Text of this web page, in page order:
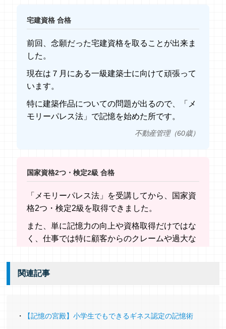
宅建資格 合格
前回、念願だった宅建資格を取ることが出来ま
した。
現在は７月にある一級建築士に向けて頑張って
います。
特に建築作品についての問題が出るので、「メ
モリーパレス法」で記憶を始めた所です。
不動産管理（60歳）
国家資格2つ・検定2級 合格
「メモリーパレス法」を受講してから、国家資
格2つ・検定2級を取得できました。
また、単に記憶力の向上や資格取得だけではな
く、仕事では特に顧客からのクレームや過大な
こと、
任せられ、結果を残せることが増えたことが大
関連記事
・ 【記憶の宮殿】小学生でもできるギネス認定の記憶術